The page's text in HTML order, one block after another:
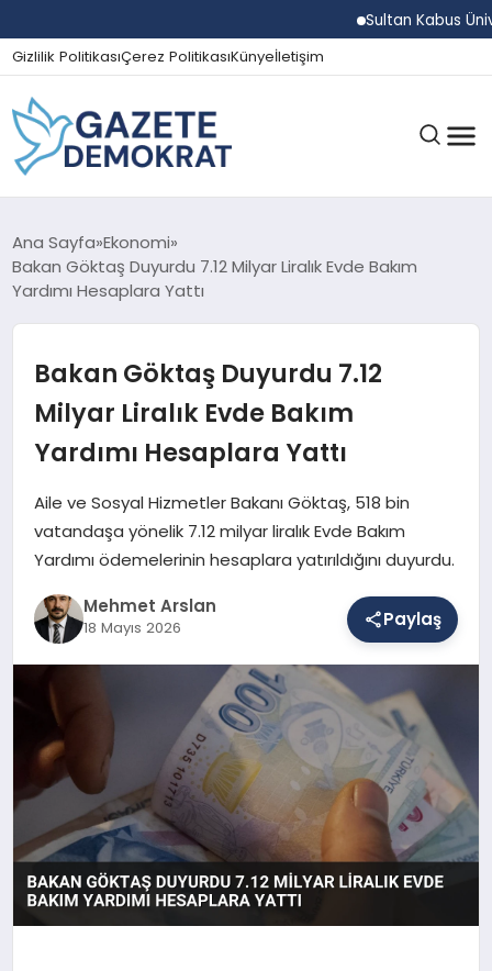
Sultan Kabus
Gizlilik PolitikasıÇerez PolitikasıKünyeİletişim
GÜNDEM
EKONOMI
SPOR
SAĞLIK
EĞITIM
DÜNYA
YAŞAM
Ana Sayfa Ekonomi
Bakan Göktaş Duyurdu 7.12 Milyar Liralık Evde Bakım
Yardımı Hesaplara Yattı
Bakan Göktaş Duyurdu 7.12
Milyar Liralık Evde Bakım
Yardımı Hesaplara Yattı
Aile ve Sosyal Hizmetler Bakanı Göktaş, 518 bin
vatandaşa yönelik 7.12 milyar liralık Evde Bakım
Yardımı ödemelerinin hesaplara yatırıldığını duyurdu.
Mehmet Arslan
18 Mayıs 2026 Paylaş